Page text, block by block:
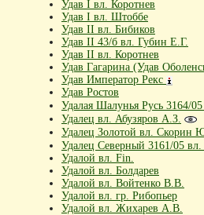
Удав I вл. Коротнев
Удав I вл. Штоббе
Удав II вл. Бибиков
Удав II 43/б вл. Губин Е.Г.
Удав II вл. Коротнев
Удав Гагарина (Удав
Удав Император Рекс
Удав Ростов
Удалая Шалунья Русь 3164/
Удалец вл. Абузяров А.З.
Удалец Золотой вл. Скорин
Удалец Северный 3161/05
Удалой вл. Fin.
Удалой вл. Болдарев
Удалой вл. Войтенко В.В.
Удалой вл. гр. Рибопьер
Удалой вл. Жихарев А.В.